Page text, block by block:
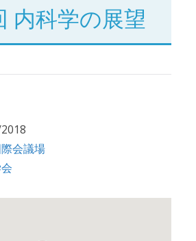
内科学の展望
会議場